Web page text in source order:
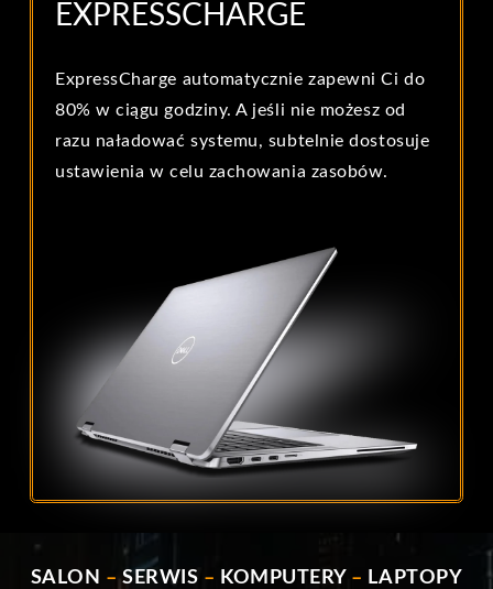
EXPRESSCHARGE
ExpressCharge automatycznie zapewni Ci do
80% w ciągu godziny. A jeśli nie możesz od
razu naładować systemu, subtelnie dostosuje
ustawienia w celu zachowania zasobów.
SALON –SERWIS – KOMPUTERY – LAPTOPY